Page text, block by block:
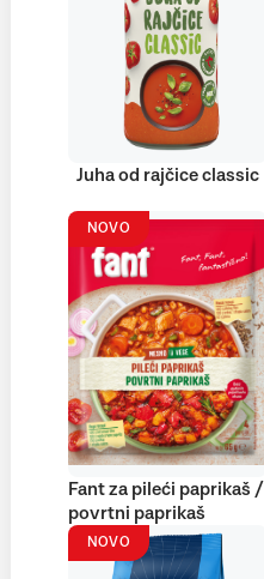
Juha od rajčice classic
NOVO
Fant za pileći paprikaš /
povrtni paprikaš
NOVO